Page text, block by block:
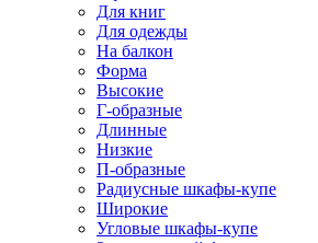
Для книг
Для одежды
На балкон
Форма
Высокие
Г-образные
Длинные
Низкие
П-образные
Радиусные шкафы-купе
Широкие
Угловые шкафы-купе